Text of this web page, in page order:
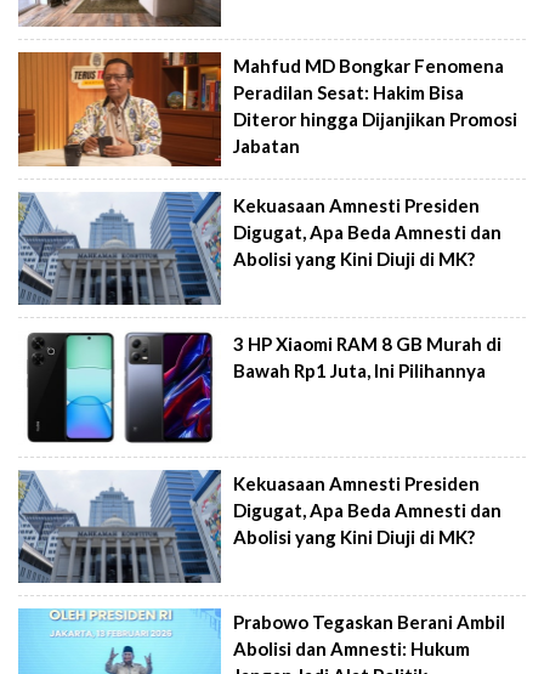
Mahfud MD Bongkar Fenomena
Peradilan Sesat: Hakim Bisa
Diteror hingga Dijanjikan Promosi
Jabatan
Kekuasaan Amnesti Presiden
Digugat, Apa Beda Amnesti dan
Abolisi yang Kini Diuji di MK?
3 HP Xiaomi RAM 8 GB Murah di
Bawah Rp1 Juta, Ini Pilihannya
Kekuasaan Amnesti Presiden
Digugat, Apa Beda Amnesti dan
Abolisi yang Kini Diuji di MK?
Prabowo Tegaskan Berani Ambil
Abolisi dan Amnesti: Hukum